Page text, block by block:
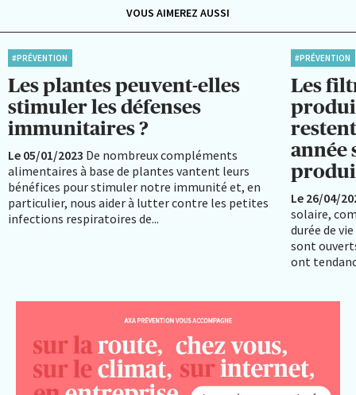
VOUS AIMEREZ AUSSI
#PRÉVENTION
Les plantes peuvent-elles
stimuler les défenses
immunitaires ?
Le 05/01/2023 De nombreux compléments
alimentaires à base de plantes vantent leurs
bénéfices pour stimuler notre immunité et, en
particulier, nous aider à lutter contre les petites
infections respiratoires de...
#PRÉVENTION
Les
année
Le 26/04/
solaire,
durée de
sont
ont